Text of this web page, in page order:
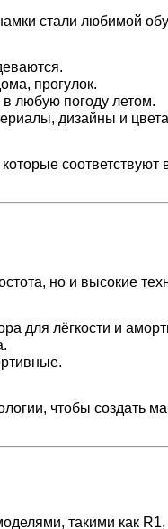
стали любимой
прогулок.
любую погоду летом.
дизайны и
соответствуют
но и высокие
для лёгкости и
чтобы создать
такими как